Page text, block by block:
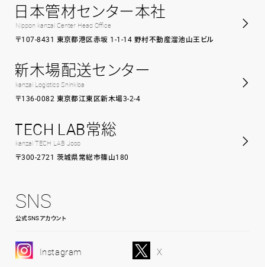
日本管材センター本社
Nippon kanzai Center Head Office
〒107-8431 東京都港区赤坂 1-1-14 野村不動産溜池山王ビル
新木場配送センター
kanzai Logistics Shinkiba
〒136-0082 東京都江東区新木場3-2-4
TECH LAB常総
kanzai TECH LAB Joso
〒300-2721 茨城県常総市篠山180
SNS
公式SNSアカウント
Instagram X